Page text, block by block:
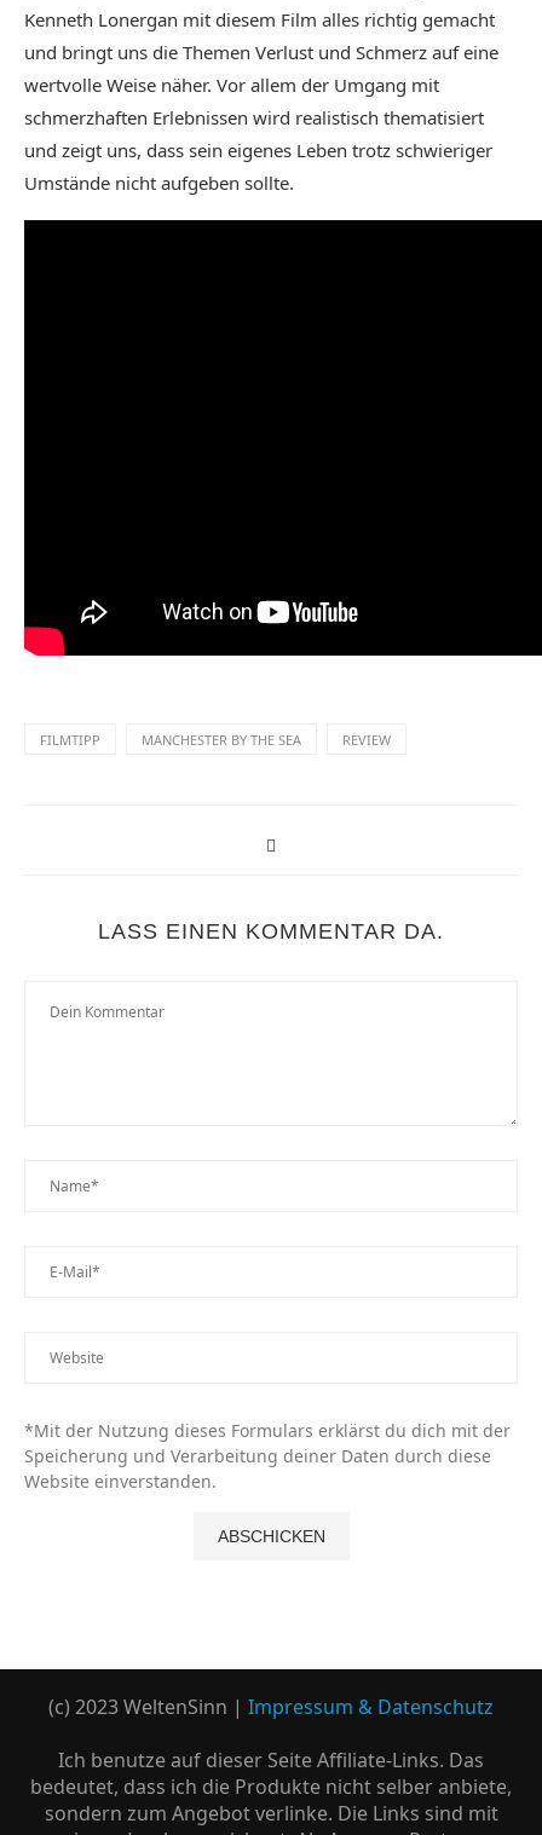
Kenneth Lonergan mit diesem Film alles richtig gemacht
und bringt uns die Themen Verlust und Schmerz auf eine
wertvolle Weise näher. Vor allem der Umgang mit
schmerzhaften Erlebnissen wird realistisch thematisiert
und zeigt uns, dass sein eigenes Leben trotz schwieriger
Umstände nicht aufgeben sollte.
FILMTIPP MANCHESTER BY THE SEA REVIEW
LASS EINEN KOMMENTAR DA.
*Mit der Nutzung dieses Formulars erklärst du dich mit der
Speicherung und Verarbeitung deiner Daten durch diese
Website einverstanden.
(c) 2023 WeltenSinn | Impressum & Datenschutz
Ich benutze auf dieser Seite Affiliate-Links. Das
bedeutet, dass ich die Produkte nicht selber anbiete,
sondern zum Angebot verlinke. Die Links sind mit